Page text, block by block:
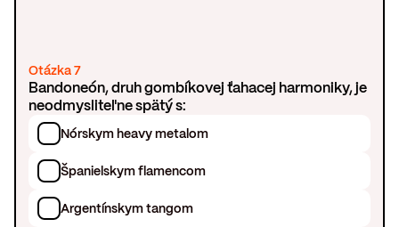
Otázka 7
Bandoneón, druh gombíkovej ťahacej harmoniky, je
neodmysliteľne spätý s:
Nórskym heavy metalom
Španielskym flamencom
Argentínskym tangom